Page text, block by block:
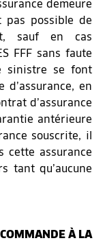
demeure
pas possible de
sauf en cas
FFF sans faute
sinistre se font
en
d’assurance
antérieure
souscrite, il
assurance
tant qu’aucune
À LA